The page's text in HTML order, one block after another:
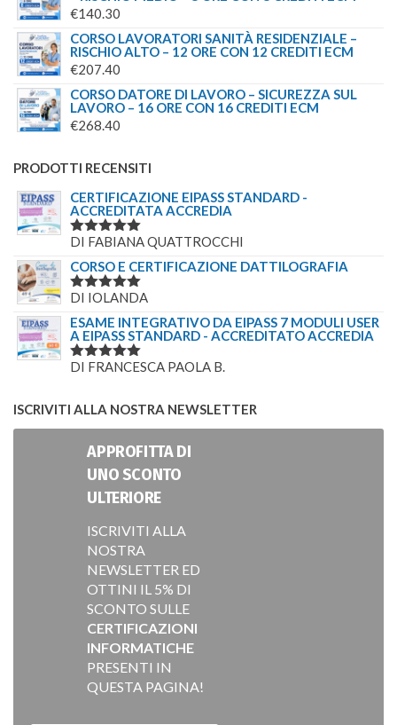
€140.30
CORSO LAVORATORI SANITÀ RESIDENZIALE –
RISCHIO ALTO – 12 ORE CON 12 CREDITI ECM
€207.40
CORSO DATORE DI LAVORO – SICUREZZA SUL
LAVORO – 16 ORE CON 16 CREDITI ECM
€268.40
PRODOTTI RECENSITI
CERTIFICAZIONE EIPASS STANDARD -
ACCREDITATA ACCREDIA
VALUTATO
DI FABIANA QUATTROCCHI
CORSO E CERTIFICAZIONE DATTILOGRAFIA
VALUTATO
DI IOLANDA
ESAME INTEGRATIVO DA EIPASS 7 MODULI USER
A EIPASS STANDARD - ACCREDITATO ACCREDIA
VALUTATO
DI FRANCESCA PAOLA B.
ISCRIVITI ALLA NOSTRA NEWSLETTER
APPROFITTA DI
UNO SCONTO
ULTERIORE
ISCRIVITI ALLA
NOSTRA
NEWSLETTER ED
OTTINI IL 5% DI
SCONTO SULLE
CERTIFICAZIONI
INFORMATICHE
PRESENTI IN
QUESTA PAGINA!